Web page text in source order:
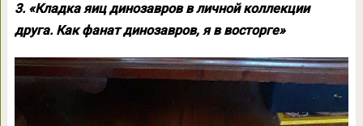
3. «Кладка яиц динозавров в личной коллекции
друга. Как фанат динозавров, я в восторге»